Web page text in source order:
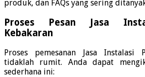
produk, dan FAQs yang sering
Proses Pesan Jasa
Kebakaran
Proses pemesanan Jasa Instalasi
tidaklah rumit. Anda dapat
sederhana ini: